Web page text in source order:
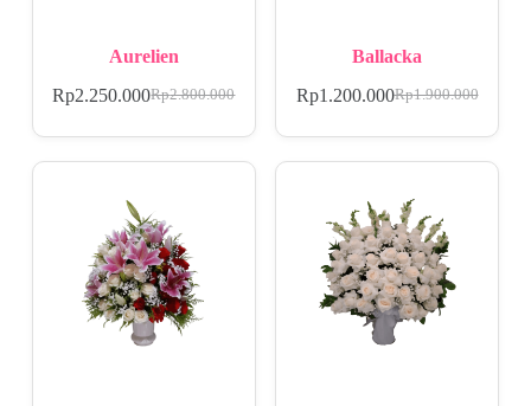
Aurelien
Rp2.800.000
Rp2.250.000
Ballacka
Rp1.900.000
Rp1.200.000